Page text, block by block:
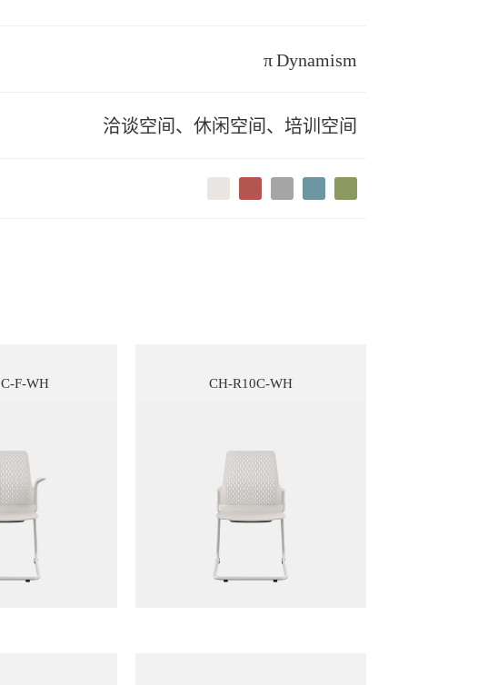
π Dynamism
洽谈空间、休闲空间、培训空间
F-WH CH-R10C-WH